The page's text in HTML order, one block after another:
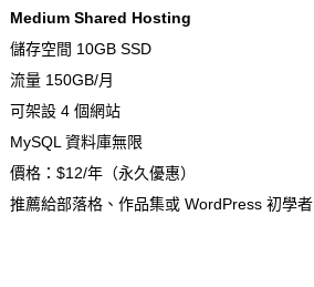
Medium Shared Hosting
儲存空間 10GB SSD
流量 150GB/月
可架設 4 個網站
MySQL 資料庫無限
價格：$12/年（永久優惠）
推薦給部落格、作品集或 WordPress 初學者